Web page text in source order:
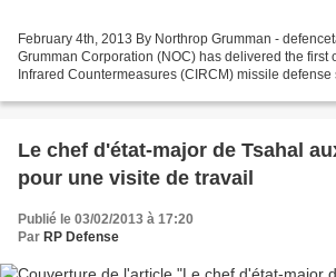
February 4th, 2013 By Northrop Grumman -
Grumman Corporation (NOC) has delivered the first
Infrared Countermeasures (CIRCM) missile defense
Le chef d'état-major de Tsahal
pour une visite de travail
Publié le 03/02/2013 à 17:20
Par RP Defense